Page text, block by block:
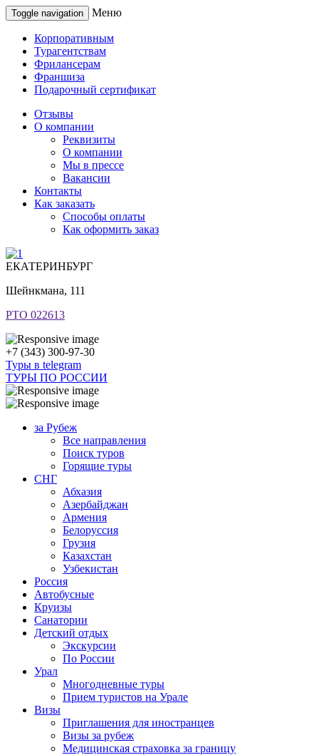
Toggle navigation Меню
Корпоративным
Турагентствам
Фрилансерам
Франшиза
Подарочный сертификат
Отзывы
О компании
Реквизиты
О компании
Мы в прессе
Вакансии
Контакты
Как заказать
Способы оплаты
Как оформить заказ
ЕКАТЕРИНБУРГ
Шейнкмана, 111
РТО 022613
+7 (343) 300-97-30
Туры в telegram
ТУРЫ ПО РОССИИ
за Рубеж
Все направления
Поиск туров
Горящие туры
СНГ
Абхазия
Азербайджан
Армения
Белоруссия
Грузия
Казахстан
Узбекистан
Россия
Автобусные
Круизы
Санатории
Детский отдых
Экскурсии
По России
Урал
Многодневные туры
Прием туристов на Урале
Визы
Приглашения для иностранцев
Визы за рубеж
Медицинская страховка за границу